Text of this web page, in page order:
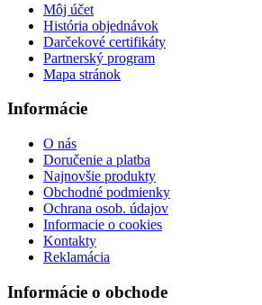
Môj účet
História objednávok
Darčekové certifikáty
Partnerský program
Mapa stránok
Informácie
O nás
Doručenie a platba
Najnovšie produkty
Obchodné podmienky
Ochrana osob. údajov
Informacie o cookies
Kontakty
Reklamácia
Informácie o obchode